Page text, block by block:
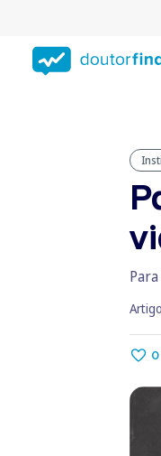
conteúdo
principal
0